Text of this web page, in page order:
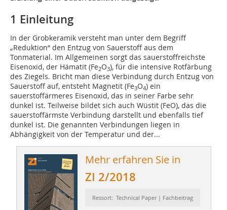
1 Einleitung
In der Grobkeramik versteht man unter dem Begriff
„Reduktion“ den Entzug von Sauerstoff aus dem
Tonmaterial. Im Allgemeinen sorgt das sauerstoffreichste
Eisenoxid, der Hämatit (Fe2O3), für die intensive Rotfärbung
des Ziegels. Bricht man diese Verbindung durch Entzug von
Sauerstoff auf, entsteht Magnetit (Fe3O4) ein
sauerstoffärmeres Eisenoxid, das in seiner Farbe sehr
dunkel ist. Teilweise bildet sich auch Wüstit (FeO), das die
sauerstoffärmste Verbindung darstellt und ebenfalls tief
dunkel ist. Die genannten Verbindungen liegen in
Abhängigkeit von der Temperatur und der...
Mehr erfahren Sie in
ZI 2/2018
Ressort: Technical Paper | Fachbeitrag